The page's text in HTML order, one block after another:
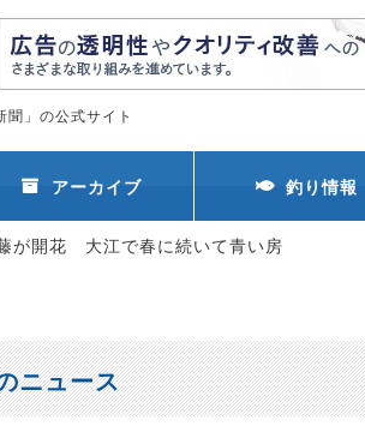
」の公式サイト
アーカイブ 釣り情報
が開花 大江で春に続いて青い房
ニュース